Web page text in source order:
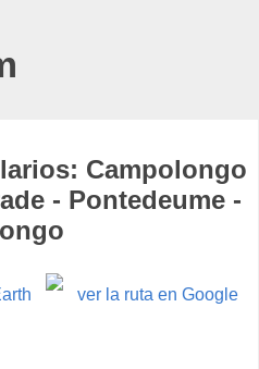
Campolongo
- Pontedeume -
ver la ruta en Google